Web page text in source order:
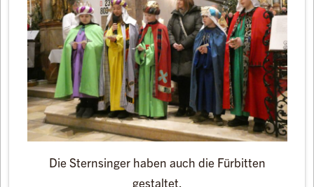
Die Sternsinger haben auch die Fürbitten
gestaltet.